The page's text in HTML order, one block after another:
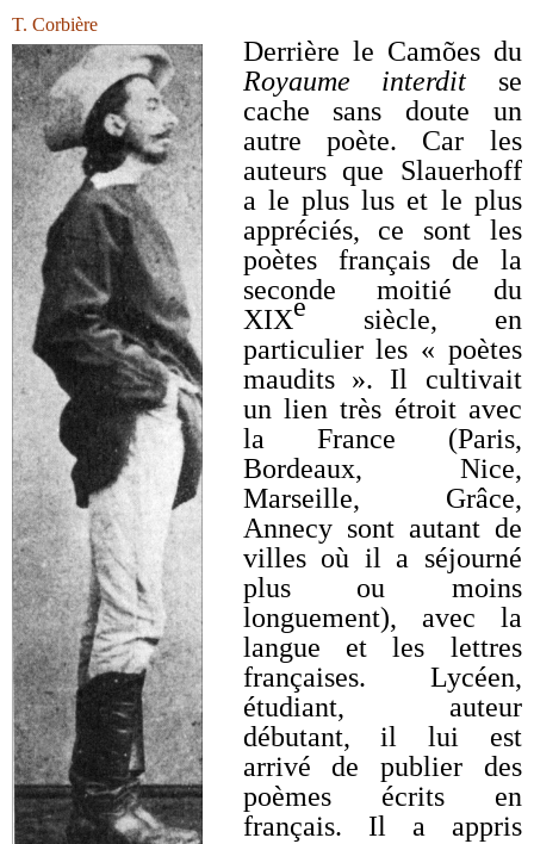
T. Corbière
Derrière le Camões du
Royaume interdit se
cache sans doute un
autre poète. Car les
auteurs que Slauerhoff
a le plus lus et le plus
appréciés, ce sont les
poètes français de la
seconde moitié du
XIXe siècle, en
particulier les « poètes
maudits ». Il cultivait
un lien très étroit avec
la France (Paris,
Bordeaux, Nice,
Marseille, Grâce,
Annecy sont autant de
villes où il a séjourné
plus ou moins
longuement), avec la
langue et les lettres
françaises. Lycéen,
étudiant, auteur
débutant, il lui est
arrivé de publier des
poèmes écrits en
français. Il a appris